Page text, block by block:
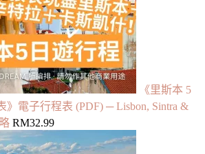
《里斯本 5
》電子行程表 (PDF) ─ Lisbon, Sintra &
RM32.99